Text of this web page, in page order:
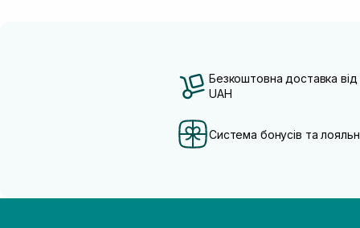
Безкоштовна доставка
UAH
Система бонусів та